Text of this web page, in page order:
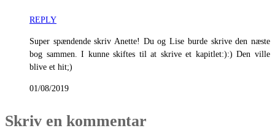
REPLY
Super spændende skriv Anette! Du og Lise burde skrive den næste
bog sammen. I kunne skiftes til at skrive et kapitlet:):) Den ville
blive et hit;)
01/08/2019
Skriv en kommentar